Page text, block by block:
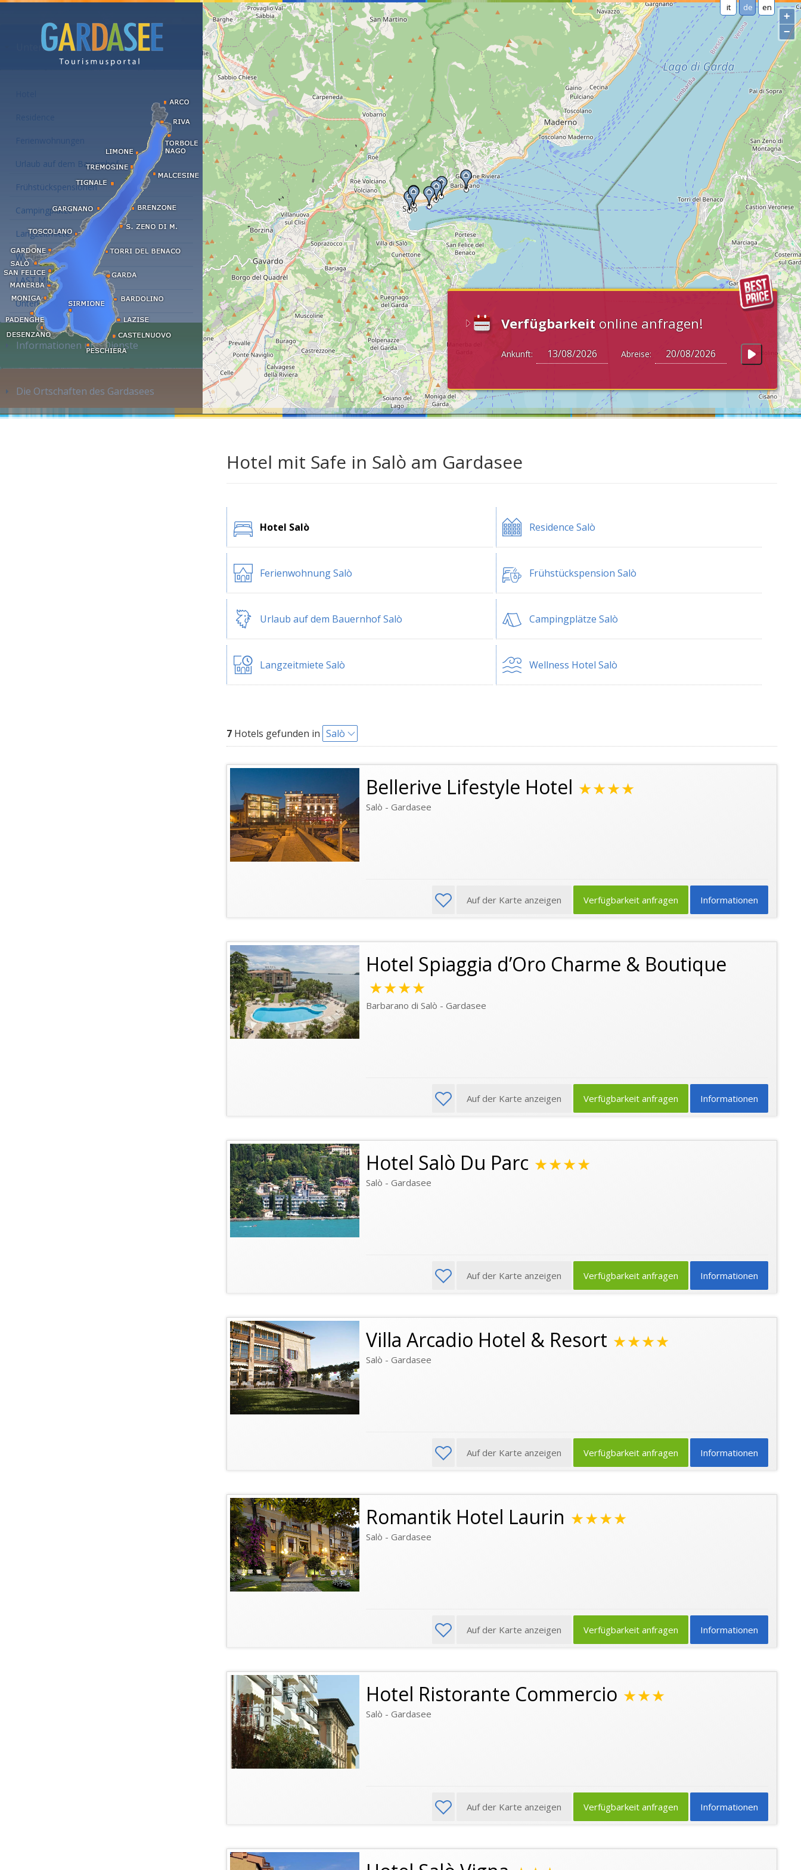
it de en
Verfügbarkeit online anfragen!
Ankunft: Abreise:
+
−
Unterkünfte am Gardasee
Ferienwohnungen
Urlaub auf dem Bauernhof
Frühstückspensionen
Campingplätze
Langzeitmiete
Wellness Hotel
LAST MINUTE
Unterkunft suchen...
Informationen und Dienste
Die Ortschaften des Gardasees
Hotel mit Safe in Salò am Gardasee
Hotel Salò Residence Salò
Ferienwohnung Salò Frühstückspension Salò
Urlaub auf dem Bauernhof Salò Campingplätze Salò
Langzeitmiete Salò Wellness Hotel Salò
7 Hotels gefunden in Salò
Bellerive Lifestyle Hotel ★★★★
Salò - Gardasee
Informationen
Verfügbarkeit anfragen
Auf der Karte anzeigen
Hotel Spiaggia d’Oro Charme & Boutique
★★★★
Barbarano di Salò - Gardasee
Informationen
Verfügbarkeit anfragen
Auf der Karte anzeigen
Hotel Salò Du Parc ★★★★
Salò - Gardasee
Informationen
Verfügbarkeit anfragen
Auf der Karte anzeigen
Villa Arcadio Hotel & Resort ★★★★
Salò - Gardasee
Informationen
Verfügbarkeit anfragen
Auf der Karte anzeigen
Romantik Hotel Laurin ★★★★
Salò - Gardasee
Informationen
Verfügbarkeit anfragen
Auf der Karte anzeigen
Hotel Ristorante Commercio ★★★
Salò - Gardasee
Informationen
Verfügbarkeit anfragen
Auf der Karte anzeigen